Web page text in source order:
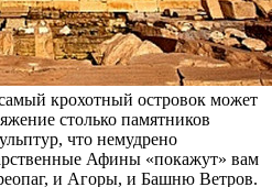
крохотный островок может
столько памятников
что немудрено
Афины «покажут» вам
и Агоры, и Башню Ветров.